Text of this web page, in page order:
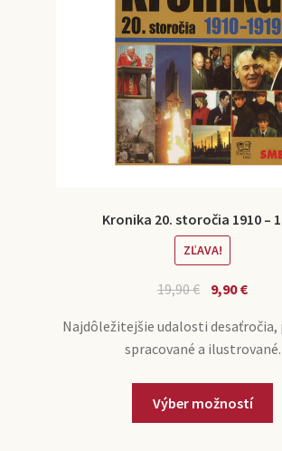
Kronika 20. storočia 1910 –
ZĽAVA!
19,90€ 9,90€
Najdôležitejšie udalosti desaťročia,
spracované a ilustrované.
Výber možností